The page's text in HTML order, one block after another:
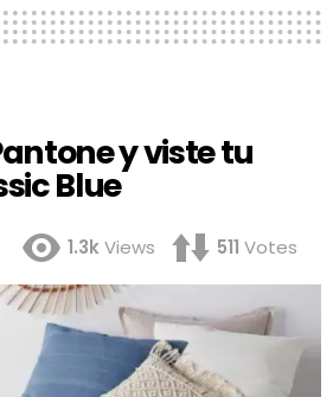
y viste tu
Blue
1.3kViews 511 Votes